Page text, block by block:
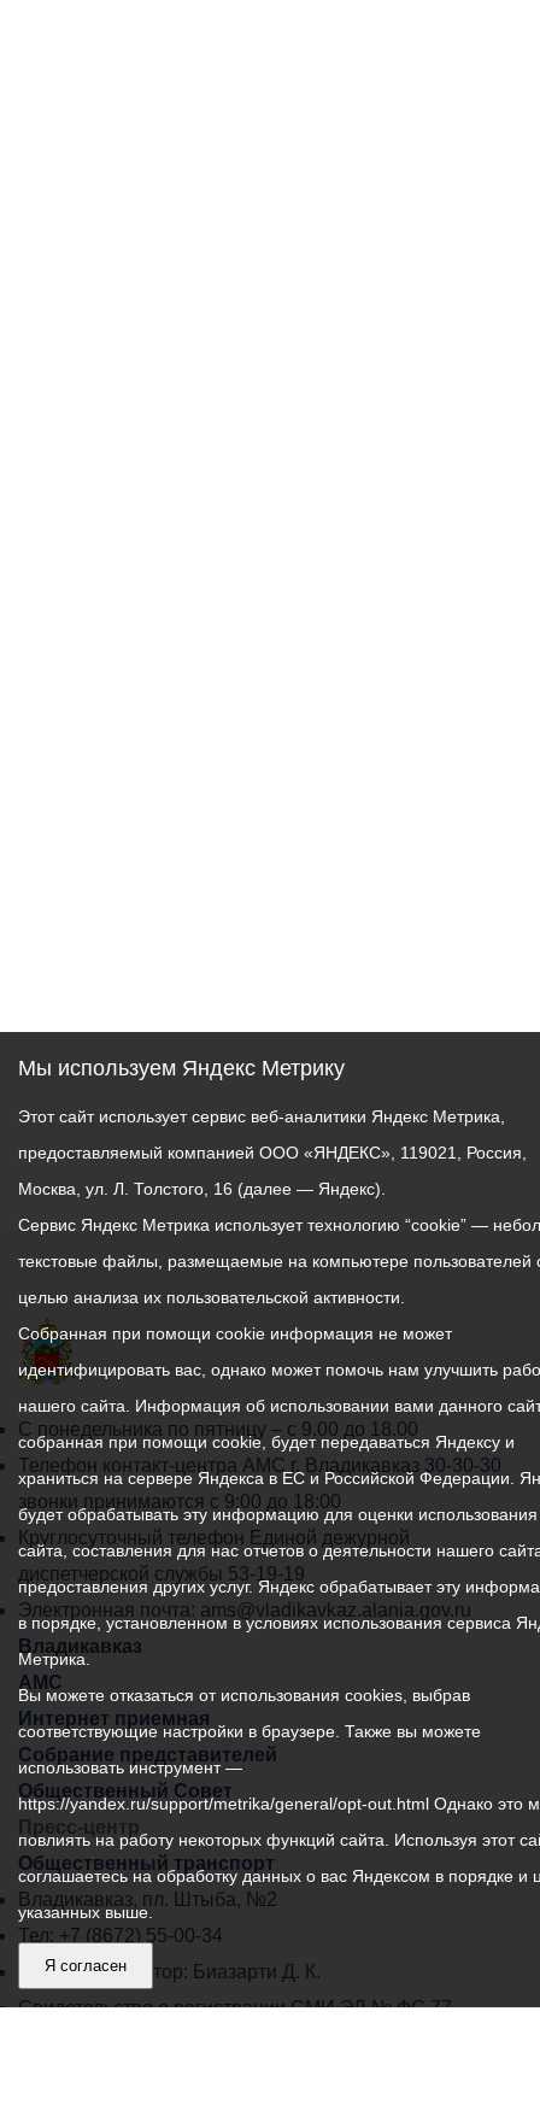
График
работы
администрации
местного
самоуправления
города
Владикавказ:
С понедельника по пятницу – с 9.00 до 18.00
Телефон контакт-центра АМС г. Владикавказ 30-30-30
звонки принимаются с 9:00 до 18:00
Круглосуточный телефон Единой дежурной
диспетчерской службы 53-19-19
Электронная почта: ams@vladikavkaz.alania.gov.ru
Владикавказ
АМС
Интернет приемная
Собрание представителей
Общественный Совет
Пресс-центр
Общественный транспорт
Владикавказ, пл. Штыба, №2
Тел: +7 (8672) 55-00-34
Главный редактор: Биазарти Д. К.
Свидетельство о регистрации СМИ ЭЛ № ФС 77 –
Мы используем Яндекс Метрику
Этот сайт использует сервис веб-аналитики Яндекс Метрика,
предоставляемый компанией ООО «ЯНДЕКС», 119021, Россия,
Москва, ул. Л. Толстого, 16 (далее — Яндекс).
Сервис Яндекс Метрика использует технологию “cookie” —
текстовые файлы, размещаемые на компьютере пользователей
целью анализа их пользовательской активности.
Собранная при помощи cookie информация не может
идентифицировать вас, однако может помочь нам улучшить
нашего сайта. Информация об использовании вами данного
собранная при помощи cookie, будет передаваться Яндексу и
храниться на сервере Яндекса в ЕС и Российской Федерации.
будет обрабатывать эту информацию для оценки
сайта, составления для нас отчетов о деятельности нашего
предоставления других услуг. Яндекс обрабатывает эту
в порядке, установленном в условиях использования сервиса
Метрика.
Вы можете отказаться от использования cookies, выбрав
соответствующие настройки в браузере. Также вы можете
использовать инструмент —
https://yandex.ru/support/metrika/general/opt-out.html Однако это
повлиять на работу некоторых функций сайта. Используя этот
соглашаетесь на обработку данных о вас Яндексом в порядке и
указанных выше.
Я согласен